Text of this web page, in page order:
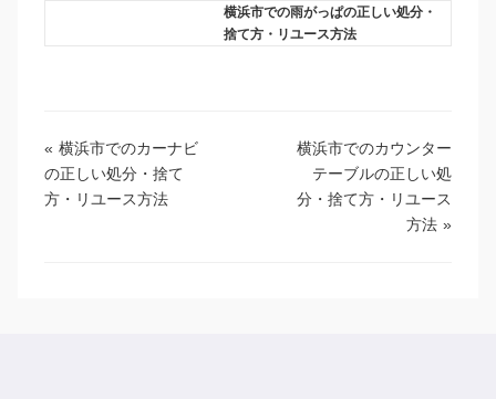
横浜市での雨がっぱの正しい処分・
捨て方・リユース方法
« 横浜市でのカーナビ
の正しい処分・捨て
方・リユース方法
横浜市でのカウンター
テーブルの正しい処
分・捨て方・リユース
方法 »